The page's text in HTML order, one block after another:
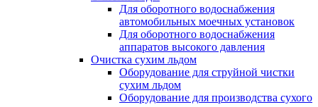
Для оборотного водоснабжения
автомобильных моечных установок
Для оборотного водоснабжения
аппаратов высокого давления
Очистка сухим льдом
Оборудование для струйной чистки
сухим льдом
Оборудование для производства сухого